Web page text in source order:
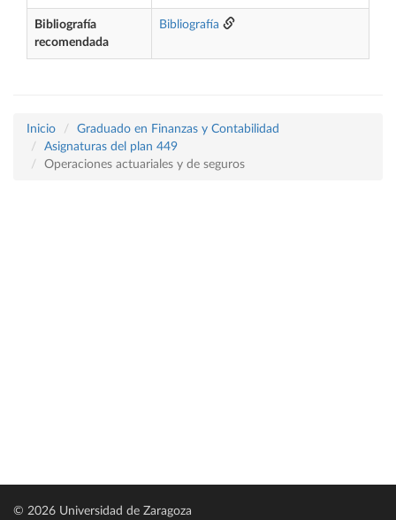
Bibliografía
recomendada
Bibliografía
Inicio
Graduado en Finanzas y Contabilidad
Asignaturas del plan 449
Operaciones actuariales y de seguros
© 2026 Universidad de Zaragoza